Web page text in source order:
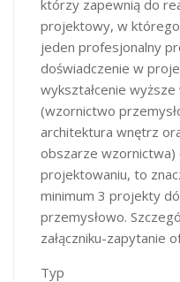
którzy zapewnią do
projektowy, w którego
jeden profesjonalny
doświadczenie w
wykształcenie
(wzornictwo
architektura wnętrz
obszarze wzornictwa)
projektowaniu, to
minimum 3 projekty
przemysłowo.
załączniku-zapytanie
Typ